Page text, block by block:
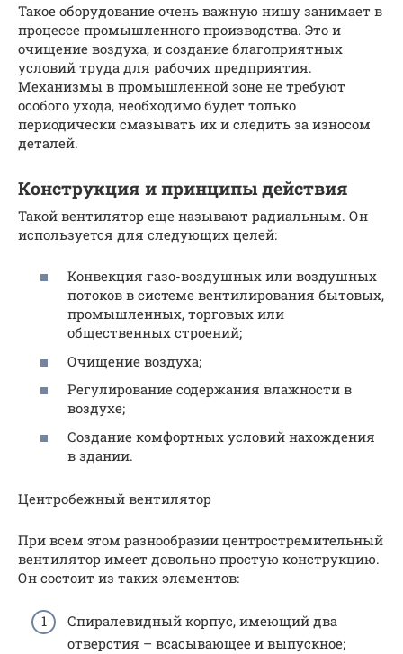
Такое оборудование очень важную нишу занимает в
процессе промышленного производства. Это и
очищение воздуха, и создание благоприятных
условий труда для рабочих предприятия.
Механизмы в промышленной зоне не требуют
особого ухода, необходимо будет только
периодически смазывать их и следить за износом
деталей.
Конструкция и принципы действия
Такой вентилятор еще называют радиальным. Он
используется для следующих целей:
Конвекция газо-воздушных или воздушных
потоков в системе вентилирования бытовых,
промышленных, торговых или
общественных строений;
Очищение воздуха;
Регулирование содержания влажности в
воздухе;
Создание комфортных условий нахождения
в здании.
Центробежный вентилятор
При всем этом разнообразии центростремительный
вентилятор имеет довольно простую конструкцию.
Он состоит из таких элементов:
Спиралевидный корпус, имеющий два
отверстия – всасывающее и выпускное;